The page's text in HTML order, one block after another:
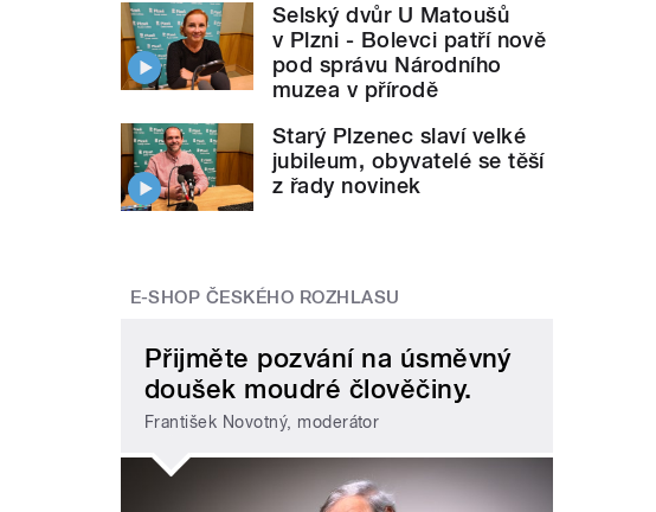
Selský dvůr U Matoušů
v Plzni - Bolevci patří nově
pod správu Národního
muzea v přírodě
Starý Plzenec slaví velké
jubileum, obyvatelé se těší
z řady novinek
E-SHOP ČESKÉHO ROZHLASU
Přijměte pozvání na úsměvný
doušek moudré člověčiny.
František Novotný, moderátor